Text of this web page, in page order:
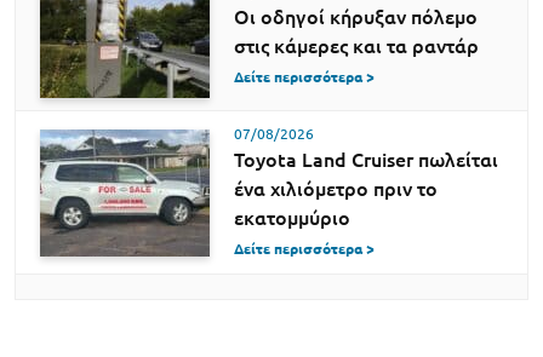
Οι οδηγοί κήρυξαν πόλεμο
στις κάμερες και τα ραντάρ
Δείτε περισσότερα >
07/08/2026
Toyota Land Cruiser πωλείται
ένα χιλιόμετρο πριν το
εκατομμύριο
Δείτε περισσότερα >